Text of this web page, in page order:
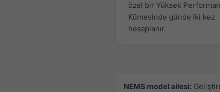
özel bir Yüksek
Kümesinde günde iki kez
hesaplanır.
NEMS model ailesi: